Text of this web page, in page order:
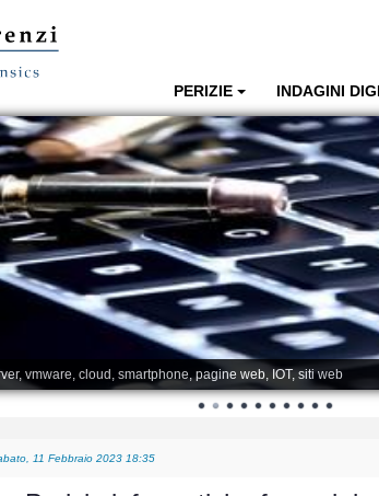
PERIZIE INDAGINI
vmware, cloud, smartphone, pagine web, IOT, siti web
11 Febbraio 2023 18:35